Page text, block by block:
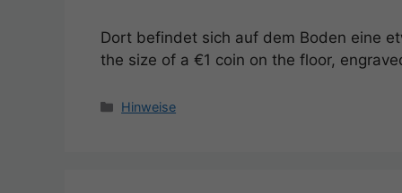
Dort befindet sich auf dem Boden eine
the size of a €1 coin on the floor,
Kategorien
Hinweise